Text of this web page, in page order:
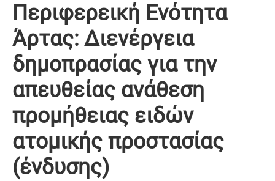
Περιφερεική Ενότητα
Άρτας: Διενέργεια
δημοπρασίας για την
απευθείας ανάθεση
προμήθειας ειδών
ατομικής προστασίας
(ένδυσης)